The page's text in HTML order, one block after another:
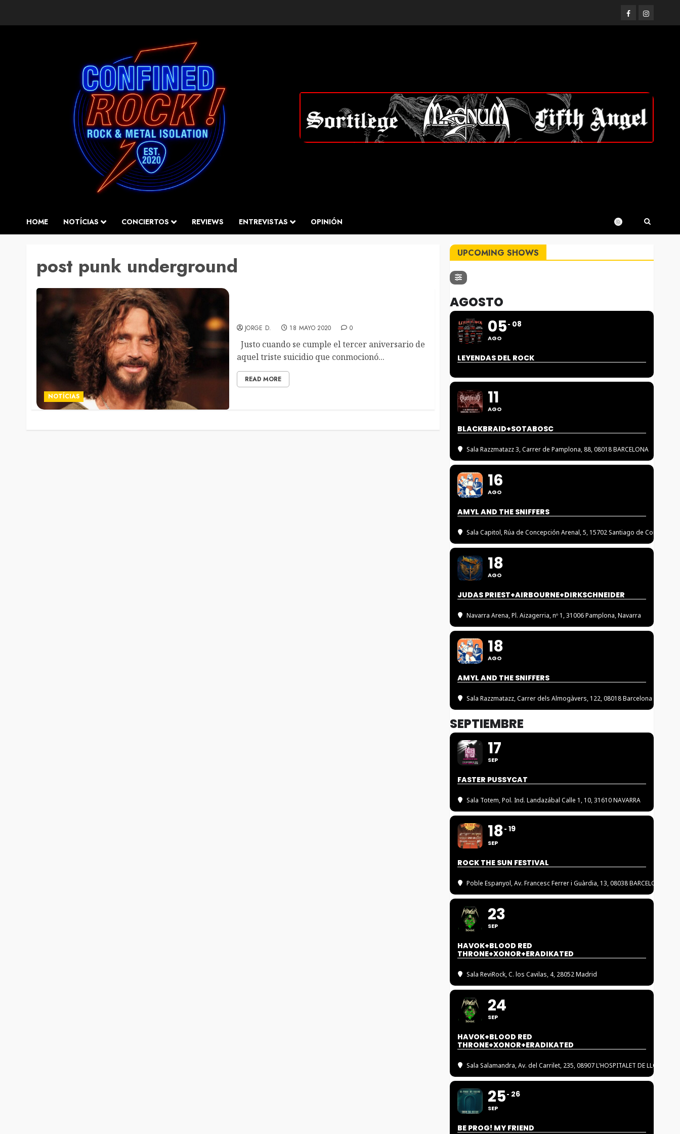
FacebookInstagram
HOME NOTÍCIAS CONCIERTOS REVIEWS ENTREVISTAS OPINIÓN
post punk underground
NOTÍCIAS
JORGE D. 18 MAYO 2020 0
Justo cuando se cumple el tercer aniversario de
aquel triste suicidio que conmocionó...
READ MORE
UPCOMING SHOWS
AGOSTO
05
AGO
08
LEYENDAS DEL ROCK
11
AGO
BLACKBRAID+SOTABOSC
Sala Razzmatazz 3, Carrer de Pamplona, 88, 08018 BARCELONA
16
AGO
AMYL AND THE SNIFFERS
Sala Capitol, Rúa de Concepción Arenal, 5, 15702 Santiago de
18
AGO
JUDAS PRIEST+AIRBOURNE+DIRKSCHNEIDER
Navarra Arena, Pl. Aizagerria, nº 1, 31006 Pamplona, Navarra
18
AGO
AMYL AND THE SNIFFERS
Sala Razzmatazz, Carrer dels Almogàvers, 122, 08018 Barcelona
SEPTIEMBRE
17
SEP
FASTER PUSSYCAT
Sala Totem, Pol. Ind. Landazábal Calle 1, 10, 31610 NAVARRA
18
SEP
19
ROCK THE SUN FESTIVAL
Poble Espanyol, Av. Francesc Ferrer i Guàrdia, 13, 08038 BARCELONA
23
SEP
HAVOK+BLOOD RED
THRONE+XONOR+ERADIKATED
Sala ReviRock, C. los Cavilas, 4, 28052 Madrid
24
SEP
HAVOK+BLOOD RED
THRONE+XONOR+ERADIKATED
Sala Salamandra, Av. del Carrilet, 235, 08907 L'HOSPITALET DE LLOBREGAT
25
SEP
26
BE PROG! MY FRIEND